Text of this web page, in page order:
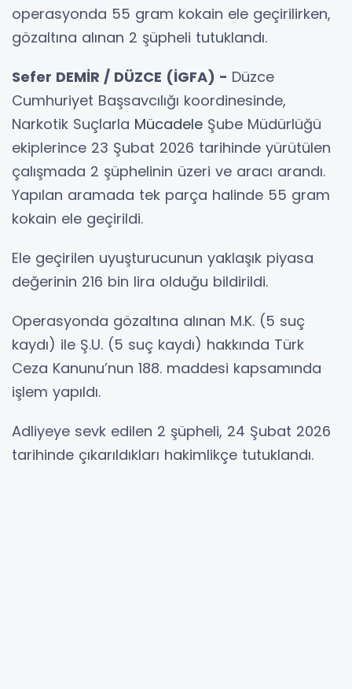
operasyonda 55 gram kokain ele geçirilirken,
gözaltına alınan 2 şüpheli tutuklandı.
Sefer DEMİR / DÜZCE (İGFA) - Düzce
Cumhuriyet Başsavcılığı koordinesinde,
Narkotik Suçlarla Mücadele Şube Müdürlüğü
ekiplerince 23 Şubat 2026 tarihinde yürütülen
çalışmada 2 şüphelinin üzeri ve aracı arandı.
Yapılan aramada tek parça halinde 55 gram
kokain ele geçirildi.
Ele geçirilen uyuşturucunun yaklaşık piyasa
değerinin 216 bin lira olduğu bildirildi.
Operasyonda gözaltına alınan M.K. (5 suç
kaydı) ile Ş.U. (5 suç kaydı) hakkında Türk
Ceza Kanunu’nun 188. maddesi kapsamında
işlem yapıldı.
Adliyeye sevk edilen 2 şüpheli, 24 Şubat 2026
tarihinde çıkarıldıkları hakimlikçe tutuklandı.